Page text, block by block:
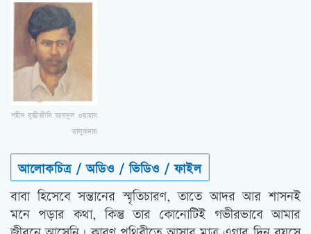
শহীদ বুদ্ধীজীবি আবদুল ওয়াহাব
তালুকদার
আলোকচিত্র / অডিও / ভিডিও / ফাইল
বাবা হিসেবে সন্তানের স্মৃতিচারণ, তাতে আদর আর শাসনই
মনে পড়ার কথা, কিন্তু তার কোনোটিই গভীরভাবে আমার